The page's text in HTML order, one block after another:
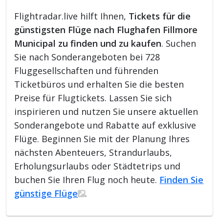
Flightradar.live hilft Ihnen, Tickets für die
günstigsten Flüge nach Flughafen Fillmore
Municipal zu finden und zu kaufen. Suchen
Sie nach Sonderangeboten bei 728
Fluggesellschaften und führenden
Ticketbüros und erhalten Sie die besten
Preise für Flugtickets. Lassen Sie sich
inspirieren und nutzen Sie unsere aktuellen
Sonderangebote und Rabatte auf exklusive
Flüge. Beginnen Sie mit der Planung Ihres
nächsten Abenteuers, Strandurlaubs,
Erholungsurlaubs oder Städtetrips und
buchen Sie Ihren Flug noch heute. Finden Sie
günstige Flüge
.